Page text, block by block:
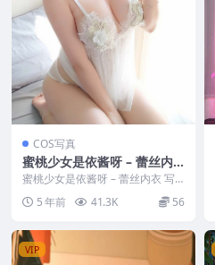
COS写真
蜜桃少女是依酱呀 – 蕾丝内
衣
蜜桃少女是依酱呀 – 蕾丝内衣 写
真分类：唯美，参与模特：蜜桃少
女是依酱呀 [套...
5 年前 41.3K 56
VIP